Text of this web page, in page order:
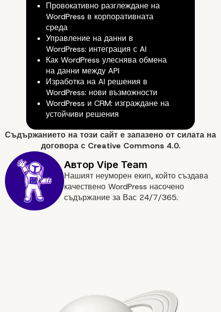
Провокативно разглеждане на
WordPress в корпоративната
среда
Управление на данни в
WordPress: интеграция с AI
Как WordPress улеснява обмена
на данни между API
Изработка на AI решения в
WordPress: нови възможности
WordPress и CRM: изграждане на
устойчиви решения
Съдържанието на този сайт е запазено от силата на
договора с Creative Commons 4.0.
Нашият неуморен екип, който създава
качествено WordPress насочено
съдържание за Вас 24/7/365.